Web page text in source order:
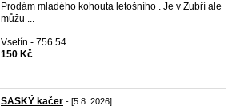
Prodám mladého kohouta letošního . Je v Zubří ale
můžu ...
Vsetín - 756 54
150 Kč
SASKÝ kačer - [5.8. 2026]